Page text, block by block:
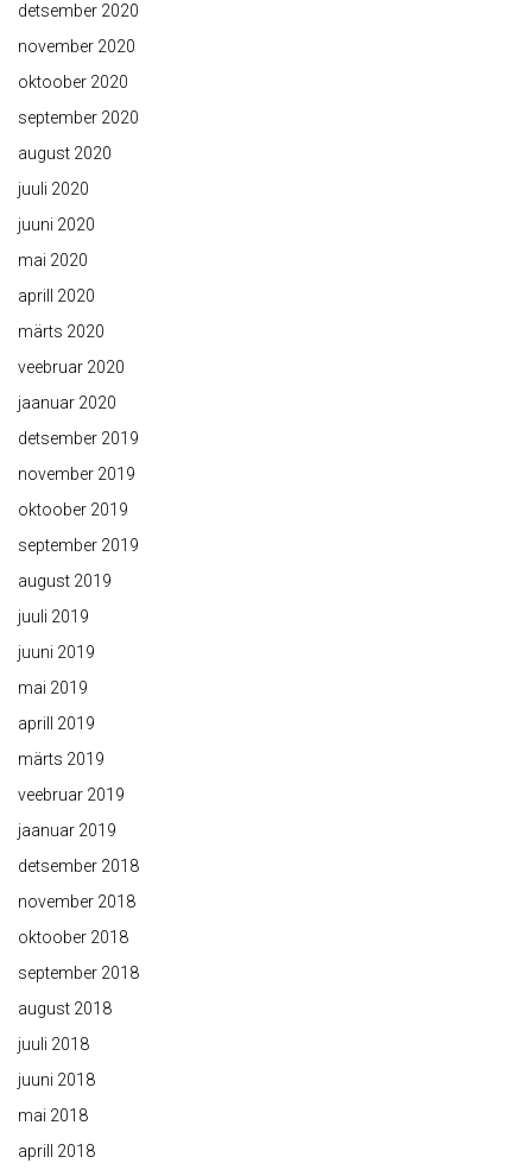
detsember 2020
november 2020
oktoober 2020
september 2020
august 2020
juuli 2020
juuni 2020
mai 2020
aprill 2020
märts 2020
veebruar 2020
jaanuar 2020
detsember 2019
november 2019
oktoober 2019
september 2019
august 2019
juuli 2019
juuni 2019
mai 2019
aprill 2019
märts 2019
veebruar 2019
jaanuar 2019
detsember 2018
november 2018
oktoober 2018
september 2018
august 2018
juuli 2018
juuni 2018
mai 2018
aprill 2018